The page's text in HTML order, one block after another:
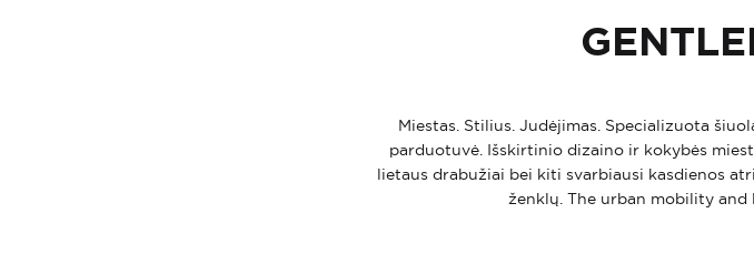
Miestas. Stilius. Judėjimas. Specializuota
parduotuvė. Išskirtinio dizaino ir kokybės
lietaus drabužiai bei kiti svarbiausi kasdienos
ženklų. The urban mobility and